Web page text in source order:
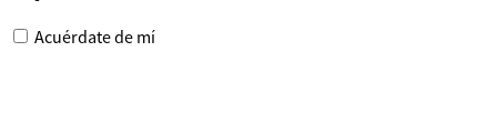
Acuérdate de mí